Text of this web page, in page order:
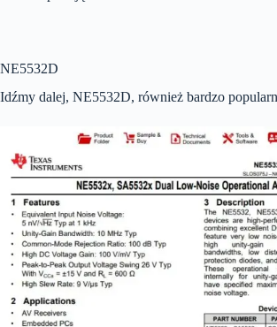
NE5532D
Idźmy dalej, NE5532D, również bardzo